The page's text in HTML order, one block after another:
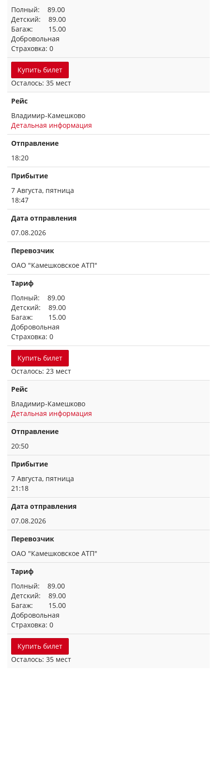
Полный: 89.00
Детский: 89.00
Багаж: 15.00
Добровольная
Страховка: 0
Купить билет
Осталось: 35 мест
Рейс
Владимир-Камешково
Детальная информация
Отправление
18:20
Прибытие
7 Августа, пятница
18:47
Дата отправления
07.08.2026
Перевозчик
ОАО "Камешковское АТП"
Тариф
Полный: 89.00
Детский: 89.00
Багаж: 15.00
Добровольная
Страховка: 0
Купить билет
Осталось: 23 мест
Рейс
Владимир-Камешково
Детальная информация
Отправление
20:50
Прибытие
7 Августа, пятница
21:18
Дата отправления
07.08.2026
Перевозчик
ОАО "Камешковское АТП"
Тариф
Полный: 89.00
Детский: 89.00
Багаж: 15.00
Добровольная
Страховка: 0
Купить билет
Осталось: 35 мест